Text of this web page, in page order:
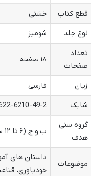
قطع کتاب
خشتی
نوع جلد
شومیز
تعداد
صفحات
۱۸ صفحه
زبان
فارسی
شابک
6210-49-2
گروه سنی
هدف
ب و ج (۶ تا ۱۲ سال)
موضوعات
داستان های
خودباوری،